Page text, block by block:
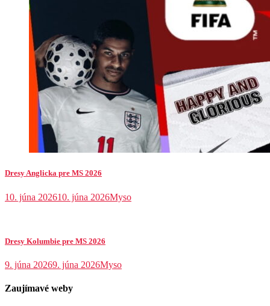
Dresy Anglicka pre MS 2026
10. júna 202610. júna 2026Myso
Dresy Kolumbie pre MS 2026
9. júna 20269. júna 2026Myso
Zaujímavé weby